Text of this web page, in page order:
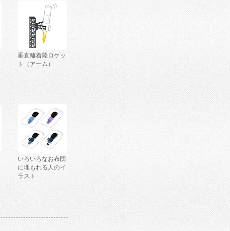
垂直離着陸ロケッ
ト（アーム）
いろいろなお布団
に埋もれる人のイ
ラスト